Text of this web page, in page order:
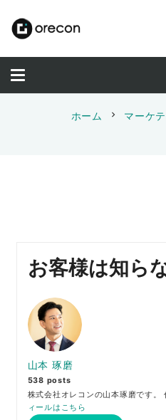
ホーム chevron_right マーケ
お客様は知ら
山本 琢磨
538 posts
株式会社オレコンの山本琢磨で
ィールはこちら